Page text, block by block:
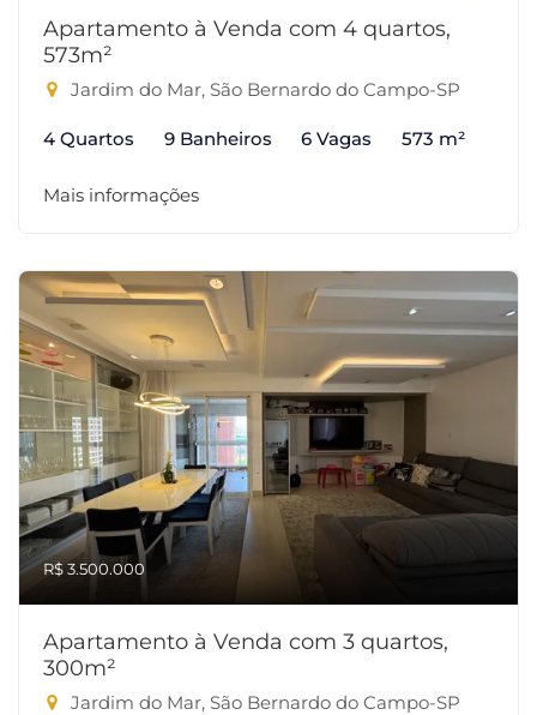
Apartamento à Venda com 4 quartos,
573m²
Jardim do Mar, São Bernardo do Campo-SP
4 Quartos 9 Banheiros 6 Vagas 573 m²
Mais informações
R$ 3.500.000
Apartamento à Venda com 3 quartos,
300m²
Jardim do Mar, São Bernardo do Campo-SP